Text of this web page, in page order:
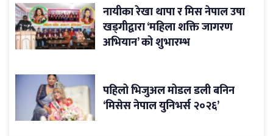
नायीका रेखा थापा र मिस नेपाल उषा
खड्गीद्वारा ‘महिला शक्ति जागरण
अभियान’ को शुभारम्भ
पहिलो भिजुअल मोडल डली बनिन
‘मिसेस नेपाल युनिभर्स २०२६’